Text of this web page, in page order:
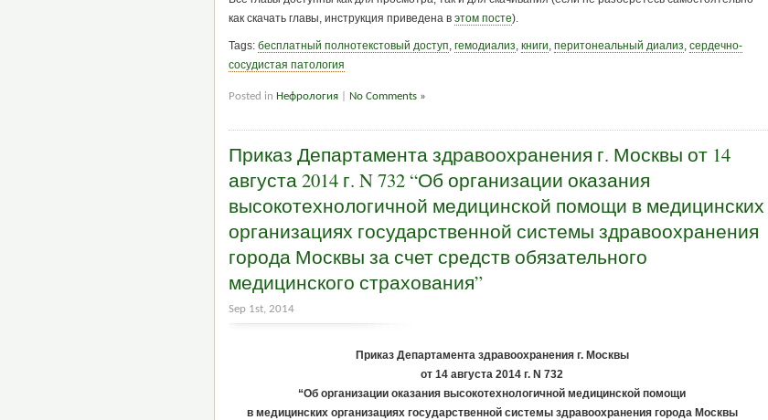
как скачать главы, инструкция приведена в этом посте).
Tags: бесплатный полнотекстовый доступ гемодиализ книги перитонеальный диализ сердечно-
сосудистая патология
Posted in Нефрология| No Comments »
Приказ Департамента здравоохранения г. Москвы от 14
августа 2014 г. N 732 “Об организации оказания
высокотехнологичной медицинской помощи в медицинских
организациях государственной системы здравоохранения
города Москвы за счет средств обязательного
медицинского страхования”
Sep 1st, 2014
Приказ Департамента здравоохранения г. Москвы
от 14 августа 2014 г. N 732
“Об организации оказания высокотехнологичной медицинской помощи
в медицинских организациях государственной системы здравоохранения города Москвы